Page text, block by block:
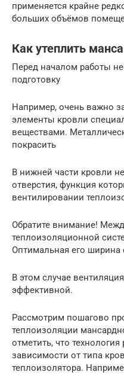
применяется крайне
больших объёмов
Как утеплить
Перед началом работы
подготовку
Например, очень важно
элементы кровли
веществами.
покрасить
В нижней части кровли
отверстия, функция
вентилировании
Обратите внимание!
теплоизоляционной
Оптимальная его ширина
В этом случае
эффективной.
Рассмотрим пошагово
теплоизоляции
отметить, что технология
зависимости от типа
теплоизолятора.